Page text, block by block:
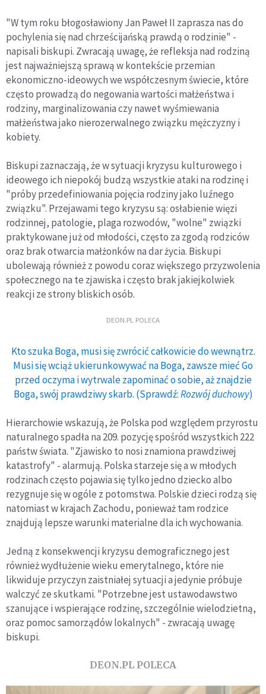
"W tym roku błogosławiony Jan Paweł II zaprasza nas do
pochylenia się nad chrześcijańską prawdą o rodzinie" -
napisali biskupi. Zwracają uwagę, że refleksja nad rodziną
jest najważniejszą sprawą w kontekście przemian
ekonomiczno-ideowych we współczesnym świecie, które
często prowadzą do negowania wartości małżeństwa i
rodziny, marginalizowania czy nawet wyśmiewania
małżeństwa jako nierozerwalnego związku mężczyzny i
kobiety.
Biskupi zaznaczają, że w sytuacji kryzysu kulturowego i
ideowego ich niepokój budzą wszystkie ataki na rodzinę i
"próby przedefiniowania pojęcia rodziny jako luźnego
związku". Przejawami tego kryzysu są: osłabienie więzi
rodzinnej, patologie, plaga rozwodów, "wolne" związki
praktykowane już od młodości, często za zgodą rodziców
oraz brak otwarcia małżonków na dar życia. Biskupi
ubolewają również z powodu coraz większego przyzwolenia
społecznego na te zjawiska i często brak jakiejkolwiek
reakcji ze strony bliskich osób.
DEON.PL POLECA
Kto szuka Boga, musi się zwrócić całkowicie do wewnątrz.
Musi się wciąż ukierunkowywać na Boga, zawsze mieć Go
przed oczyma i wytrwale zapominać o sobie, aż znajdzie
Boga, swój prawdziwy skarb. (Sprawdź:Rozwój duchowy)
Hierarchowie wskazują, że Polska pod względem przyrostu
naturalnego spadła na 209. pozycję spośród wszystkich 222
państw świata. "Zjawisko to nosi znamiona prawdziwej
katastrofy" - alarmują. Polska starzeje się a w młodych
rodzinach często pojawia się tylko jedno dziecko albo
rezygnuje się w ogóle z potomstwa. Polskie dzieci rodzą się
natomiast w krajach Zachodu, ponieważ tam rodzice
znajdują lepsze warunki materialne dla ich wychowania.
Jedną z konsekwencji kryzysu demograficznego jest
również wydłużenie wieku emerytalnego, które nie
likwiduje przyczyn zaistniałej sytuacji a jedynie próbuje
walczyć ze skutkami. "Potrzebne jest ustawodawstwo
szanujące i wspierające rodzinę, szczególnie wielodzietną,
oraz pomoc samorządów lokalnych" - zwracają uwagę
biskupi.
DEON.PL POLECA